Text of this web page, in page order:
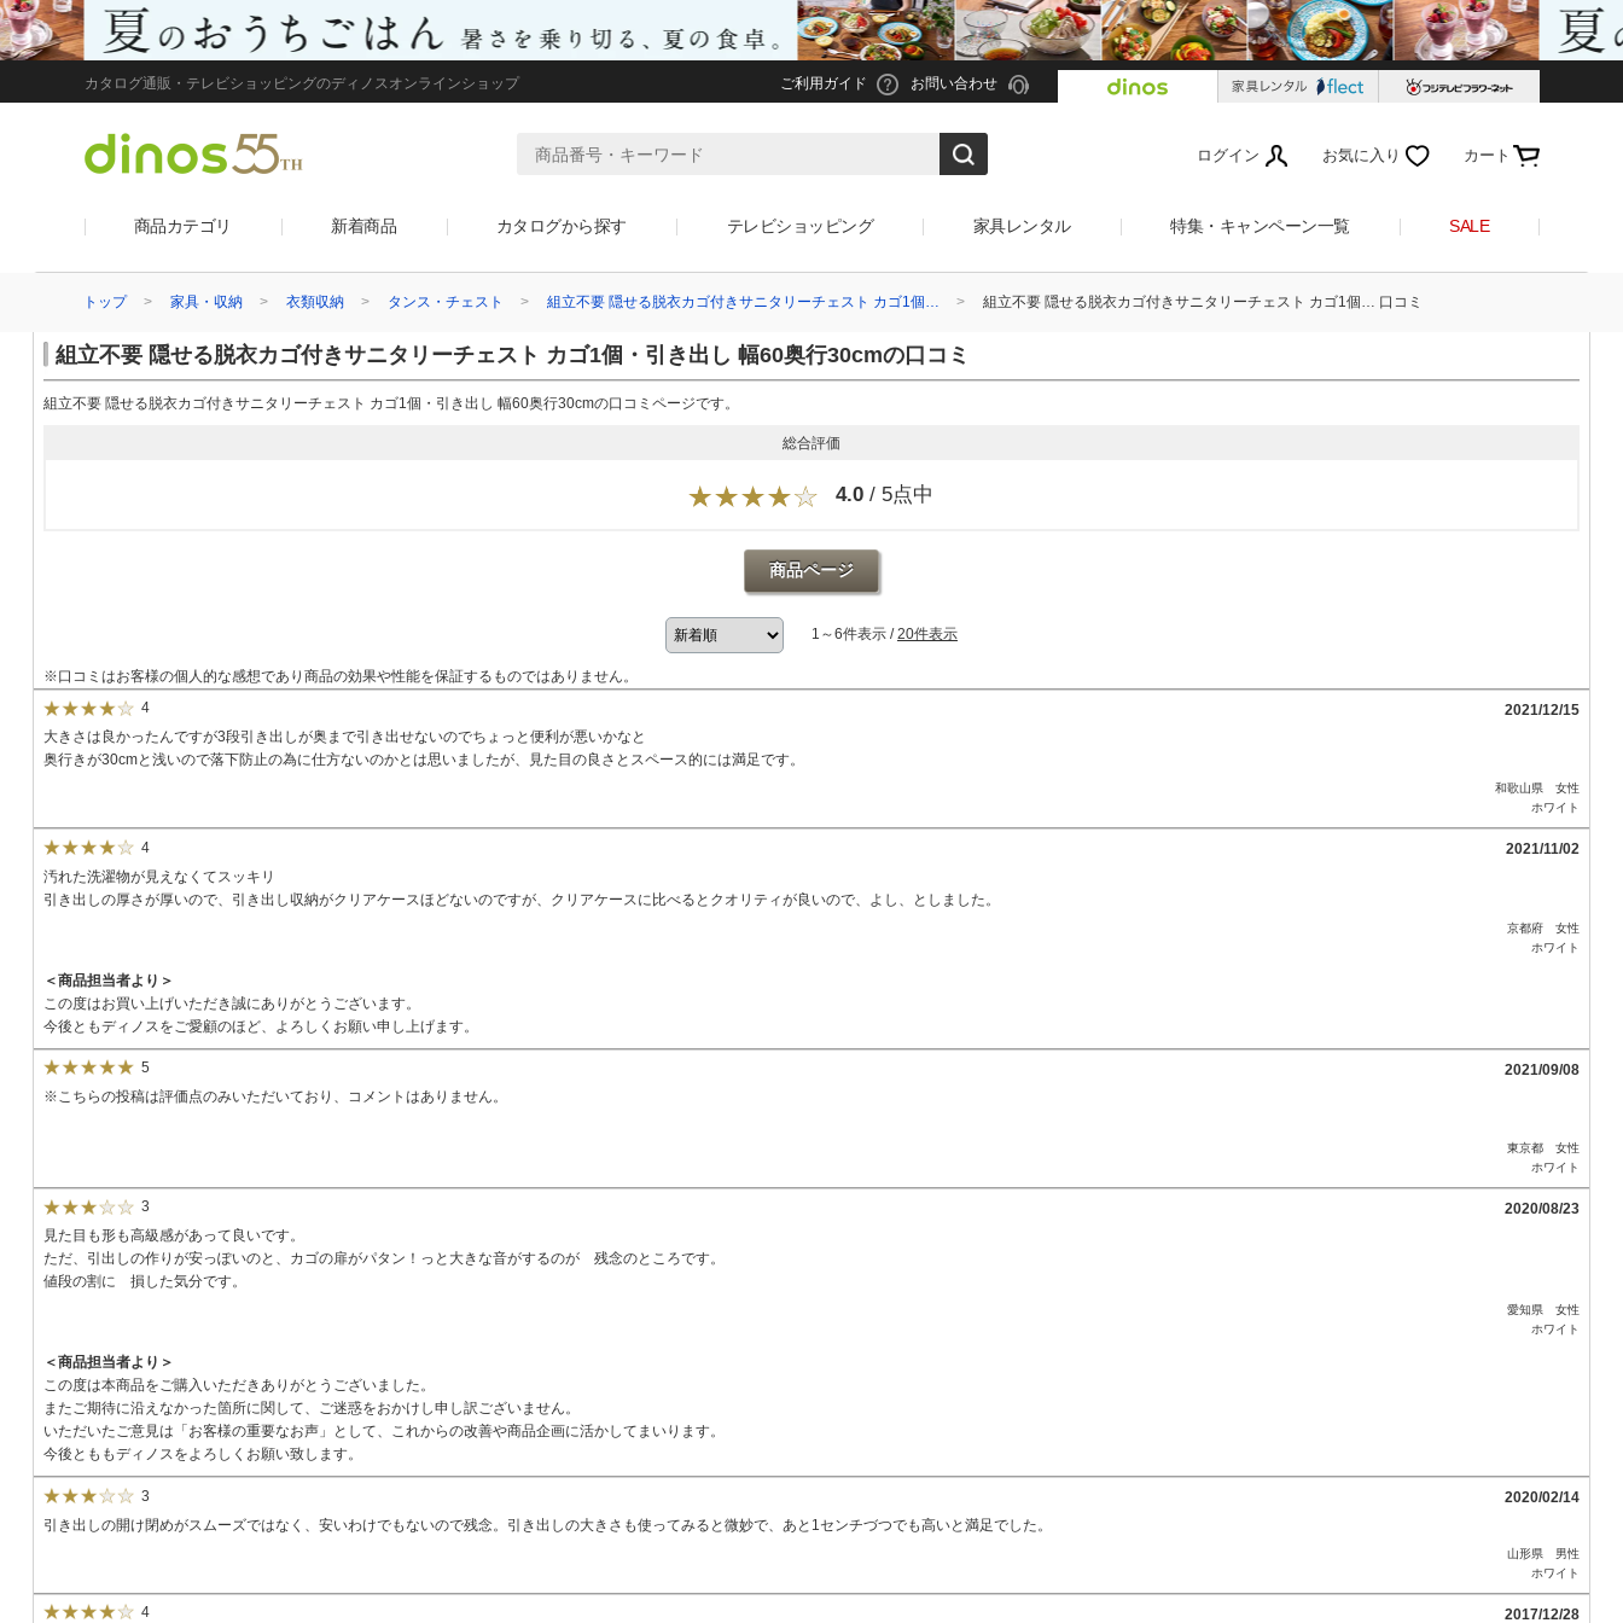
カタログ通販・テレビショッピングのディノスオンラインショップ ご利用ガイド お問い合わせ
ログイン お気に入り カート
商品カテゴリ 新着商品 カタログから探す テレビショッピング 家具レンタル 特集・キャンペーン一覧 SALE
トップ 家具・収納 衣類収納 タンス・チェスト 組立不要 隠せる脱衣カゴ付きサニタリーチェスト カゴ1個… 組立不要 隠せる脱衣カゴ付きサニタリーチェスト カゴ1個… 口コミ
組立不要 隠せる脱衣カゴ付きサニタリーチェスト カゴ1個・引き出し 幅60奥行30cmの口コミ
組立不要 隠せる脱衣カゴ付きサニタリーチェスト カゴ1個・引き出し 幅60奥行30cmの口コミページです。
総合評価
4.0 / 5点中
商品ページ
1～6件表示 /20件表示
※口コミはお客様の個人的な感想であり商品の効果や性能を保証するものではありません。
4
2021/12/15
大きさは良かったんですが3段引き出しが奥まで引き出せないのでちょっと便利が悪いかなと
奥行きが30cmと浅いので落下防止の為に仕方ないのかとは思いましたが、見た目の良さとスペース的には満足です。
和歌山県 女性
ホワイト
4
2021/11/02
汚れた洗濯物が見えなくてスッキリ
引き出しの厚さが厚いので、引き出し収納がクリアケースほどないのですが、クリアケースに比べるとクオリティが良いので、よし、としました。
京都府 女性
ホワイト
＜商品担当者より＞
この度はお買い上げいただき誠にありがとうございます。
今後ともディノスをご愛顧のほど、よろしくお願い申し上げます。
5
2021/09/08
※こちらの投稿は評価点のみいただいており、コメントはありません。
東京都 女性
ホワイト
3
2020/08/23
見た目も形も高級感があって良いです。
ただ、引出しの作りが安っぽいのと、カゴの扉がパタン！っと大きな音がするのが 残念のところです。
値段の割に 損した気分です。
愛知県 女性
ホワイト
＜商品担当者より＞
この度は本商品をご購入いただきありがとうございました。
またご期待に沿えなかった箇所に関して、ご迷惑をおかけし申し訳ございません。
いただいたご意見は「お客様の重要なお声」として、これからの改善や商品企画に活かしてまいります。
今後とももディノスをよろしくお願い致します。
3
2020/02/14
引き出しの開け閉めがスムーズではなく、安いわけでもないので残念。引き出しの大きさも使ってみると微妙で、あと1センチづつでも高いと満足でした。
山形県 男性
ホワイト
4 2017/12/28